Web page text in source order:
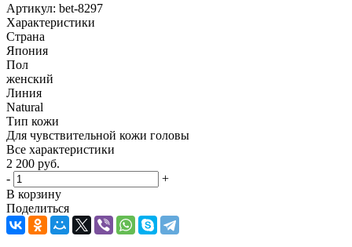
Артикул: bet-8297
Характеристики
Страна
Япония
Пол
женский
Линия
Natural
Тип кожи
Для чувствительной кожи головы
Все характеристики
2 200 руб.
-
+
В корзину
Поделиться